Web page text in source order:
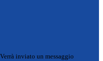
Verrà inviato un messaggio